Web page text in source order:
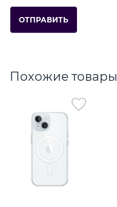
Похожие товары